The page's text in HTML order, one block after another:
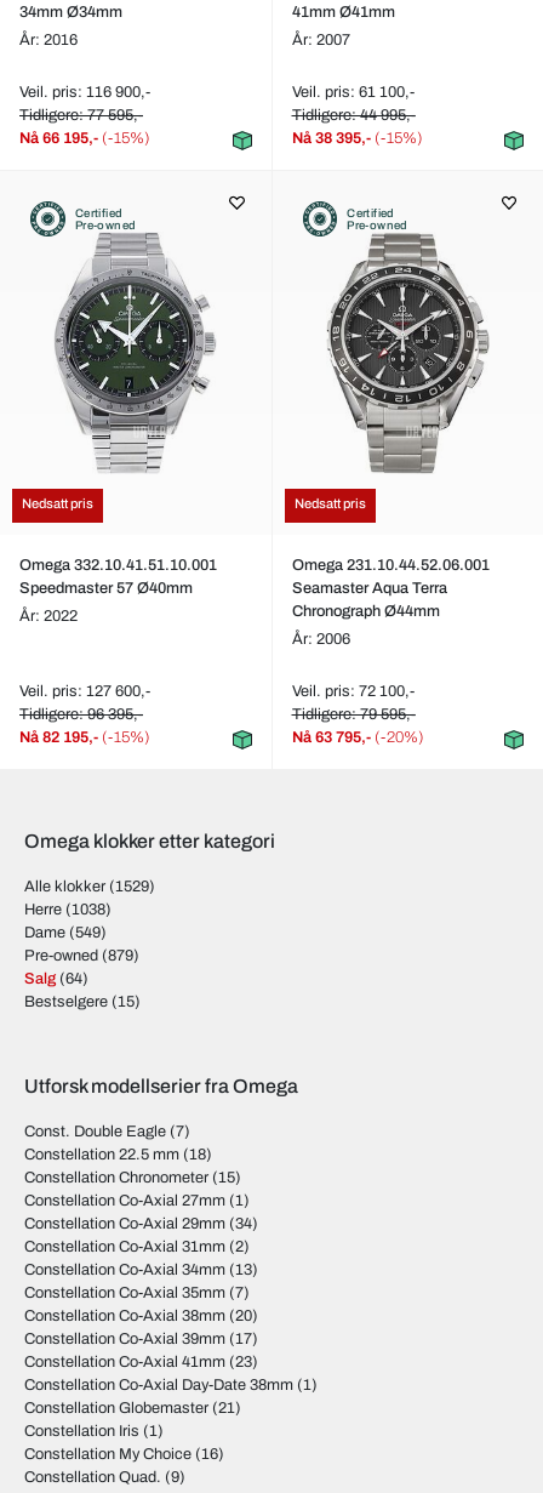
34mm Ø34mm
År: 2016
Veil. pris: 116 900,-
Tidligere: 77 595,-
Nå 66 195,- (-15%)
41mm Ø41mm
År: 2007
Veil. pris: 61 100,-
Tidligere: 44 995,-
Nå 38 395,- (-15%)
Certified
Pre-owned
Nedsatt pris
Omega 332.10.41.51.10.001
Speedmaster 57 Ø40mm
År: 2022
Veil. pris: 127 600,-
Tidligere: 96 395,-
Nå 82 195,- (-15%)
Certified
Pre-owned
Nedsatt pris
Omega 231.10.44.52.06.001
Seamaster Aqua Terra
Chronograph Ø44mm
År: 2006
Veil. pris: 72 100,-
Tidligere: 79 595,-
Nå 63 795,- (-20%)
Omega klokker etter kategori
Alle klokker (1529)
Herre (1038)
Dame (549)
Pre-owned (879)
Salg (64)
Bestselgere (15)
Utforsk modellserier fra Omega
Const. Double Eagle (7)
Constellation 22.5 mm (18)
Constellation Chronometer (15)
Constellation Co-Axial 27mm (1)
Constellation Co-Axial 29mm (34)
Constellation Co-Axial 31mm (2)
Constellation Co-Axial 34mm (13)
Constellation Co-Axial 35mm (7)
Constellation Co-Axial 38mm (20)
Constellation Co-Axial 39mm (17)
Constellation Co-Axial 41mm (23)
Constellation Co-Axial Day-Date 38mm (1)
Constellation Globemaster (21)
Constellation Iris (1)
Constellation My Choice (16)
Constellation Quad. (9)